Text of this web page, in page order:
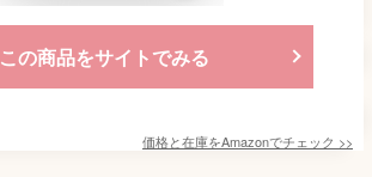
この商品をサイトでみる
価格と在庫をAmazonでチェック >>